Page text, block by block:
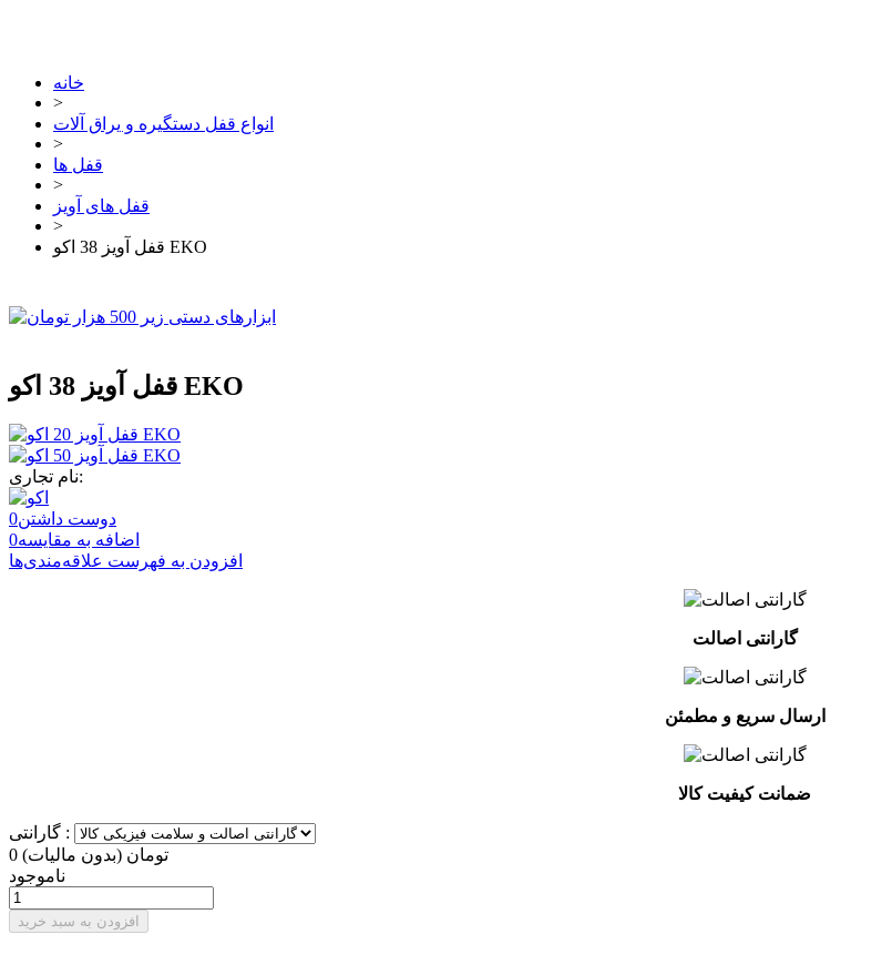
خانه
>
انواع قفل دستگیره و یراق آلات
>
قفل ها
>
قفل های آویز
>
قفل آویز 38 اکو EKO
قفل آویز 38 اکو EKO
نام تجاری:
دوست داشتن0
اضافه به مقایسه0
افزودن به فهرست علاقه‌مندی‌ها
گارانتی اصالت
ارسال سریع و مطمئن
ضمانت کیفیت کالا
گارانتی :
0 تومان (بدون مالیات)
ناموجود
افزودن به سبد خرید